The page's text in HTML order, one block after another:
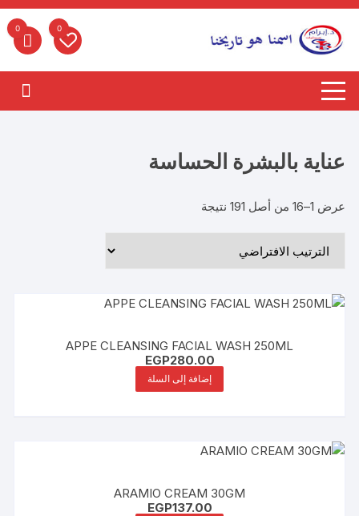
التجاوز
المحتوى
0
0
عناية بالبشرة الحساسة
عرض 1–16 من أصل 191 نتيجة
APPE CLEANSING FACIAL WASH 250ML
EGP280.00
إضافة إلى السلة
ARAMIO CREAM 30GM
EGP137.00